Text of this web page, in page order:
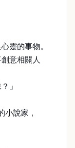
靈的事物。
意相關人
」
小說家，